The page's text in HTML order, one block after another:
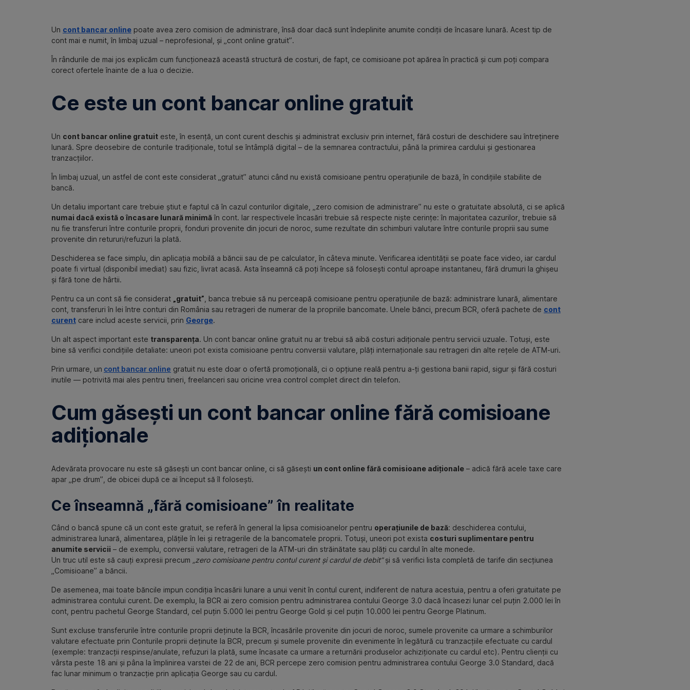
Un cont bancar online poate avea zero comision de administrare, însă doar dacă sunt îndeplinite anumite condiții de încasare lunară. Acest tip de
cont mai e numit, în limbaj uzual – neprofesional, și „cont online gratuit”.
În rândurile de mai jos explicăm cum funcționează această structură de costuri, de fapt, ce comisioane pot apărea în practică și cum poți compara
corect ofertele înainte de a lua o decizie.
Ce este un cont bancar online gratuit
Un cont bancar online gratuit este, în esență, un cont curent deschis și administrat exclusiv prin internet, fără costuri de deschidere sau întreținere
lunară. Spre deosebire de conturile tradiționale, totul se întâmplă digital – de la semnarea contractului, până la primirea cardului și gestionarea
tranzacțiilor.
În limbaj uzual, un astfel de cont este considerat „gratuit” atunci când nu există comisioane pentru operațiunile de bază, în condițiile stabilite de
bancă.
Un detaliu important care trebuie știut e faptul că în cazul conturilor digitale, „zero comision de administrare” nu este o gratuitate absolută, ci se aplică
numai dacă există o încasare lunară minimăîn cont. Iar respectivele încasări trebuie să respecte niște cerințe: în majoritatea cazurilor, trebuie să
nu fie transferuri între conturile proprii, fonduri provenite din jocuri de noroc, sume rezultate din schimburi valutare între conturile proprii sau sume
provenite din retururi/refuzuri la plată.
Deschiderea se face simplu, din aplicația mobilă a băncii sau de pe calculator, în câteva minute. Verificarea identității se poate face video, iar cardul
poate fi virtual (disponibil imediat) sau fizic, livrat acasă. Asta înseamnă că poți începe să folosești contul aproape instantaneu, fără drumuri la ghișeu
și fără tone de hârtii.
Pentru ca un cont să fie considerat „gratuit” , banca trebuie să nu perceapă comisioane pentru operațiunile de bază: administrare lunară, alimentare
cont, transferuri în lei între conturi din România sau retrageri de numerar de la propriile bancomate. Unele bănci, precum BCR, oferă pachete de cont
curent care includ aceste servicii, prin George.
Un alt aspect important este transparența. Un cont bancar online gratuit nu ar trebui să aibă costuri adiționale pentru servicii uzuale. Totuși, este
bine să verifici condițiile detaliate: uneori pot exista comisioane pentru conversii valutare, plăți internaționale sau retrageri din alte rețele de ATM-uri.
Prin urmare, un cont bancar online gratuit nu este doar o ofertă promoțională, ci o opțiune reală pentru a-ți gestiona banii rapid, sigur și fără costuri
inutile — potrivită mai ales pentru tineri, freelanceri sau oricine vrea control complet direct din telefon.
Cum găsești un cont bancar online fără comisioane
adiționale
Adevărata provocare nu este să găsești un cont bancar online, ci să găsești un cont online fără comisioane adiționale – adică fără acele taxe care
apar „pe drum”, de obicei după ce ai început să îl folosești.
Ce înseamnă „fără comisioane” în realitate
Când o bancă spune că un cont este gratuit, se referă în general la lipsa comisioanelor pentru operațiunile de bază: deschiderea contului,
administrarea lunară, alimentarea, plățile în lei și retragerile de la bancomatele proprii. Totuși, uneori pot exista costuri suplimentare pentru
anumite servicii – de exemplu, conversii valutare, retrageri de la ATM-uri din străinătate sau plăți cu cardul în alte monede.
Un truc util este să cauți expresii precum „zero comisioane pentru contul curent și cardul de debit”și să verifici lista completă de tarife din secțiunea
„Comisioane” a băncii.
De asemenea, mai toate băncile impun condiția încasării lunare a unui venit în contul curent, indiferent de natura acestuia, pentru a oferi gratuitate pe
administrarea contului curent. De exemplu, la BCR ai zero comision pentru administrarea contului George 3.0 dacă încasezi lunar cel puțin 2.000 lei în
cont, pentru pachetul George Standard, cel puțin 5.000 lei pentru George Gold și cel puțin 10.000 lei pentru George Platinum.
Sunt excluse transferurile între conturile proprii deținute la BCR, încasările provenite din jocuri de noroc, sumele provenite ca urmare a schimburilor
valutare efectuate prin Conturile proprii deținute la BCR, precum și sumele provenite din evenimente în legătură cu tranzacțiile efectuate cu cardul
(exemple: tranzacții respinse/anulate, refuzuri la plată, sume încasate ca urmare a returnării produselor achiziționate cu cardul etc). Pentru clienții cu
vârsta peste 18 ani și pâna la împlinirea varstei de 22 de ani, BCR percepe zero comision pentru administrarea contului George 3.0 Standard, dacă
fac lunar minimum o tranzacție prin aplicația George sau cu cardul.